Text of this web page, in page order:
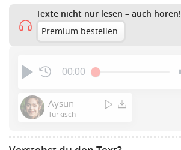
Texte nicht nur lesen – auch hören!
Premium bestellen
00:00
Aysun
Türkisch